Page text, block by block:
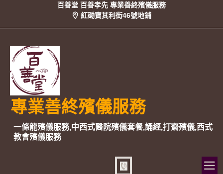
百善堂 百善孝先 專業善終殯儀服務
紅磡寶其利街46號地鋪
專業善終殯儀服務
一條龍殯儀服務,中西式醫院殯儀套餐,誦經,打齋殯儀,西式
教會殯儀服務